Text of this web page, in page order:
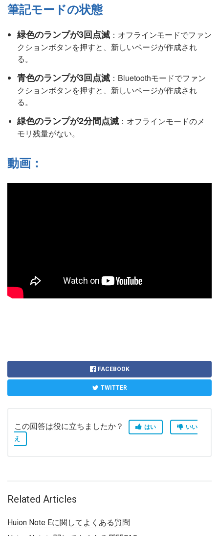
筆記モードの状態
緑色のランプが3回点滅 ：オフラインモードでファン
クションボタンを押すと、新しいページが作成され
る。
青色のランプが3回点滅 ：Bluetoothモードでファン
クションボタンを押すと、新しいページが作成され
る。
緑色のランプが2分間点滅 ：オフラインモードのメ
モリ残量がない。
動画：
FACEBOOK
TWITTER
この回答は役に立ちましたか？ はい
いい
え
Related Articles
Huion Note Eに関してよくある質問